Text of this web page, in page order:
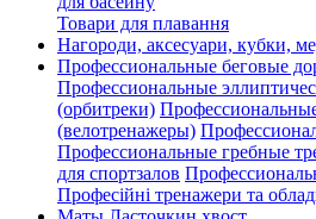
Товари для плавання
Нагороди, аксесуари, кубки,
Профессиональные беговые
Профессиональные
(орбитреки)
(велотренажеры)
Профессиональные гребные
для спортзалов
Професійні тренажери та